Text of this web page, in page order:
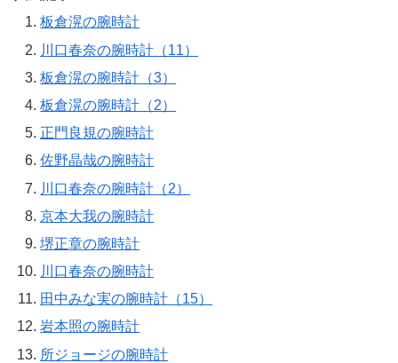
板倉滉の腕時計
川口春奈の腕時計（11）
板倉滉の腕時計（3）
板倉滉の腕時計（2）
正門良規の腕時計
佐野晶哉の腕時計
川口春奈の腕時計（2）
京本大我の腕時計
堺正章の腕時計
川口春奈の腕時計
田中みな実の腕時計（15）
岩本照の腕時計
所ジョージの腕時計